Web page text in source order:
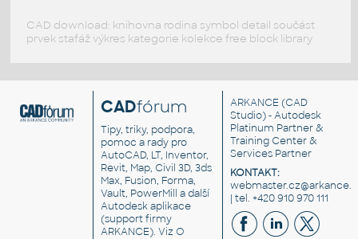
CAD download: knihovna rodina symbol detail součást
prvek stafáž výkres kategorie kolekce free block library
CADfórum
Tipy, triky, podpora,
pomoc a rady pro
AutoCAD, LT, Inventor,
Revit, Map, Civil 3D, 3ds
Max, Fusion, Forma,
Vault, PowerMill a další
Autodesk aplikace
(support firmy
ARKANCE). VizO
ARKANCE (CAD
Studio) - Autodesk
Platinum Partner &
Training Center &
Services Partner
KONTAKT:
| tel. +420 910 970 111